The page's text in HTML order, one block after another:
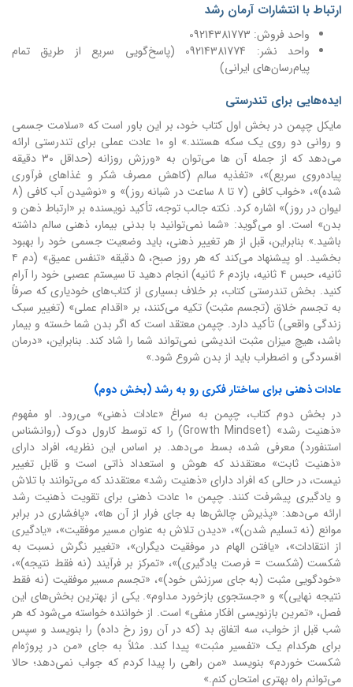
ارتباط با انتشارات آرمان رشد
واحد فروش: 09214381773
واحد نشر: 09214381774 (پاسخ‌گویی سریع از طریق تمام
پیام‌رسان‌های ایرانی)
ایده‌هایی برای تندرستی
مایکل چپمن در بخش اول کتاب خود، بر این باور است که «سلامت جسمی
و روانی دو روی یک سکه هستند.» او ۱۰ عادت عملی برای تندرستی ارائه
می‌دهد که از جمله آن ها می‌توان به «ورزش روزانه (حداقل ۳۰ دقیقه
پیاده‌روی سریع)»، «تغذیه سالم (کاهش مصرف شکر و غذاهای فرآوری
شده)»، «خواب کافی (۷ تا ۸ ساعت در شبانه روز)» و «نوشیدن آب کافی (۸
لیوان در روز)» اشاره کرد. نکته جالب توجه، تأکید نویسنده بر «ارتباط ذهن و
بدن» است. او می‌گوید: «شما نمی‌توانید با بدنی بیمار، ذهنی سالم داشته
باشید.» بنابراین، قبل از هر تغییر ذهنی، باید وضعیت جسمی خود را بهبود
بخشید. او پیشنهاد می‌کند که هر روز صبح، ۵ دقیقه «تنفس عمیق» (دم ۴
ثانیه، حبس ۴ ثانیه، بازدم ۶ ثانیه) انجام دهید تا سیستم عصبی خود را آرام
کنید. بخش تندرستی کتاب، بر خلاف بسیاری از کتاب‌های خودیاری که صرفاً
به تجسم خلاق (تجسم مثبت) تکیه می‌کنند، بر «اقدام عملی» (تغییر سبک
زندگی واقعی) تأکید دارد. چپمن معتقد است که اگر بدن شما خسته و بیمار
باشد، هیچ میزان مثبت اندیشی نمی‌تواند شما را شاد کند. بنابراین، «درمان
افسردگی و اضطراب باید از بدن شروع شود.»
عادات ذهنی برای ساختار فکری رو به رشد (بخش دوم)
در بخش دوم کتاب، چپمن به سراغ «عادات ذهنی» می‌رود. او مفهوم
«ذهنیت رشد» (Growth Mindset) را که توسط کارول دوک (روانشناس
استنفورد) معرفی شده، بسط می‌دهد. بر اساس این نظریه، افراد دارای
«ذهنیت ثابت» معتقدند که هوش و استعداد ذاتی است و قابل تغییر
نیست، در حالی که افراد دارای «ذهنیت رشد» معتقدند که می‌توانند با تلاش
و یادگیری پیشرفت کنند. چپمن ۱۰ عادت ذهنی برای تقویت ذهنیت رشد
ارائه می‌دهد: «پذیرش چالش‌ها به جای فرار از آن ها»، «پافشاری در برابر
موانع (نه تسلیم شدن)»، «دیدن تلاش به عنوان مسیر موفقیت»، «یادگیری
از انتقادات»، «یافتن الهام در موفقیت دیگران»، «تغییر نگرش نسبت به
شکست (شکست = فرصت یادگیری)»، «تمرکز بر فرآیند (نه فقط نتیجه)»،
«خودگویی مثبت (به جای سرزنش خود)»، «تجسم مسیر موفقیت (نه فقط
نتیجه نهایی)» و «جستجوی بازخورد مداوم». یکی از بهترین بخش‌های این
فصل، «تمرین بازنویسی افکار منفی» است. از خواننده خواسته می‌شود که هر
شب قبل از خواب، سه اتفاق بد (که در آن روز رخ داده) را بنویسد و سپس
برای هرکدام یک «تفسیر مثبت» پیدا کند. مثلاً به جای «من در پروژه‌ام
شکست خوردم» بنویسد «من راهی را پیدا کردم که جواب نمی‌دهد؛ حالا
می‌توانم راه بهتری امتحان کنم.»